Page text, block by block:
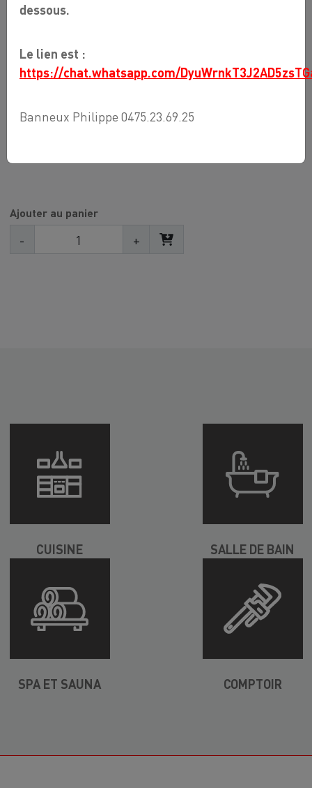
Raccord droit mâle 1/2 x 18
Raccord cuivre à sertir
agréés gaz et eau.
Ajouter au panier
- +
CUISINE SALLE DE BAIN
SPA ET SAUNA COMPTOIR
dessous.
Le lien est :
https://chat.whatsapp.com/
Banneux Philippe 0475.23.69.25